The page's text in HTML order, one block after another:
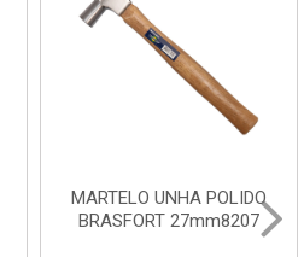
MARTELO UNHA POLIDO
BRASFORT 27mm8207